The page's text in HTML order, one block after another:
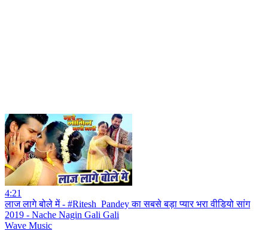
4:21
लाज लागे बोले में - #Ritesh_Pandey का सबसे बड़ा प्यार भरा वीडियो सांग
2019 - Nache Nagin Gali Gali
Wave Music